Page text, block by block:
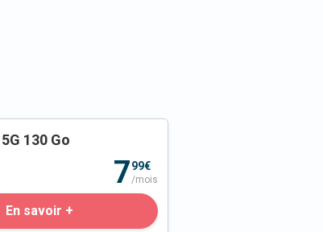
130 Go
799€
/mois
En savoir +